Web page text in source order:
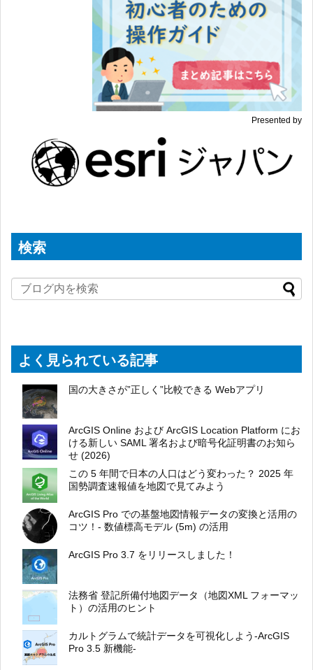
Presented by
検索
よく見られている記事
国の大きさが”正しく”比較できる Webアプリ
ArcGIS Online および ArcGIS Location Platform にお
ける新しい SAML 署名および暗号化証明書のお知ら
せ (2026)
この 5 年間で日本の人口はどう変わった？ 2025 年
国勢調査速報値を地図で見てみよう
ArcGIS Pro での基盤地図情報データの変換と活用の
コツ！- 数値標高モデル (5m) の活用
ArcGIS Pro 3.7 をリリースしました！
法務省 登記所備付地図データ（地図XML フォーマッ
ト）の活用のヒント
カルトグラムで統計データを可視化しよう-ArcGIS
Pro 3.5 新機能-